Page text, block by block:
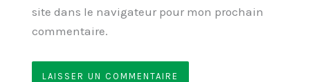
site dans le navigateur pour mon prochain
commentaire.